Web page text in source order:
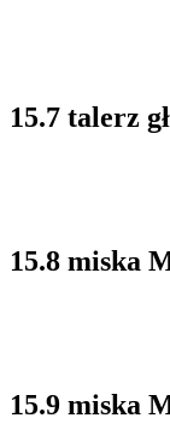
15.7 talerz
15.8 miska
15.9 miska